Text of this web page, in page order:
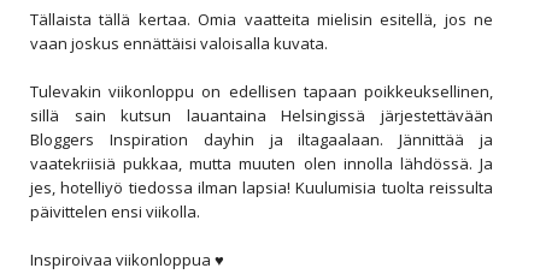
Tällaista tällä kertaa. Omia vaatteita mielisin esitellä, jos ne
vaan joskus ennättäisi valoisalla kuvata.
Tulevakin viikonloppu on edellisen tapaan poikkeuksellinen,
sillä sain kutsun lauantaina Helsingissä järjestettävään
Bloggers Inspiration dayhin ja iltagaalaan. Jännittää ja
vaatekriisiä pukkaa, mutta muuten olen innolla lähdössä. Ja
jes, hotelliyö tiedossa ilman lapsia! Kuulumisia tuolta reissulta
päivittelen ensi viikolla.
Inspiroivaa viikonloppua ♥